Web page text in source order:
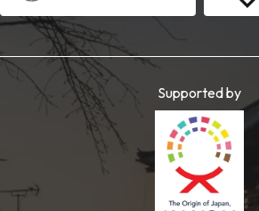
Supported by